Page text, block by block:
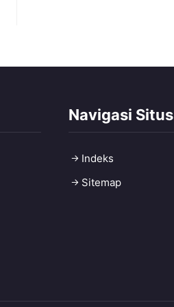
Navigasi Situs
Indeks
Sitemap